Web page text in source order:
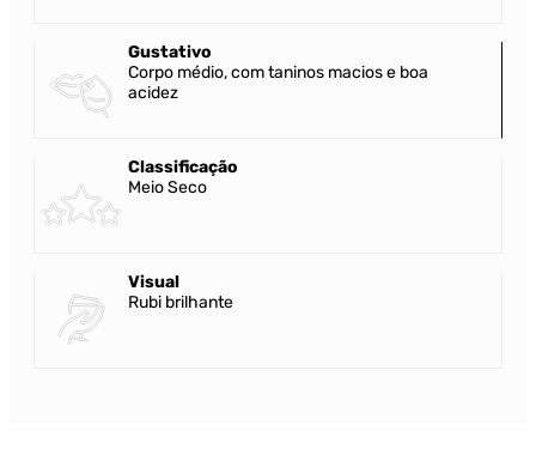
Gustativo
Corpo médio, com taninos macios e boa
acidez
Classificação
Meio Seco
Visual
Rubi brilhante